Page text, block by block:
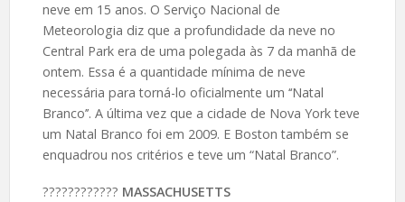
neve em 15 anos. O Serviço Nacional de
Meteorologia diz que a profundidade da neve no
Central Park era de uma polegada às 7 da manhã de
ontem. Essa é a quantidade mínima de neve
necessária para torná-lo oficialmente um ‘‘Natal
Branco’’. A última vez que a cidade de Nova York teve
um Natal Branco foi em 2009. E Boston também se
enquadrou nos critérios e teve um “Natal Branco”.
????️???????? MASSACHUSETTS